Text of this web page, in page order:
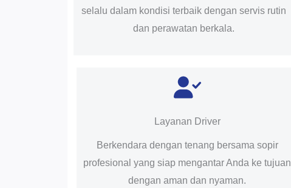
selalu dalam kondisi terbaik dengan servis rutin
dan perawatan berkala.
Layanan Driver
Berkendara dengan tenang bersama sopir
profesional yang siap mengantar Anda ke tujuan
dengan aman dan nyaman.